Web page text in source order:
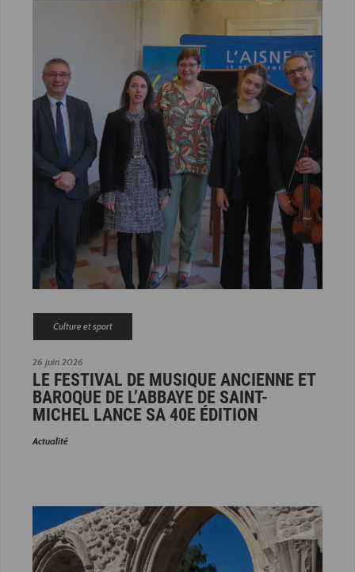
26 juin 2026
Culture et sport
LE FESTIVAL DE MUSIQUE ANCIENNE ET
BAROQUE DE L’ABBAYE DE SAINT-
MICHEL LANCE SA 40E ÉDITION
Actualité